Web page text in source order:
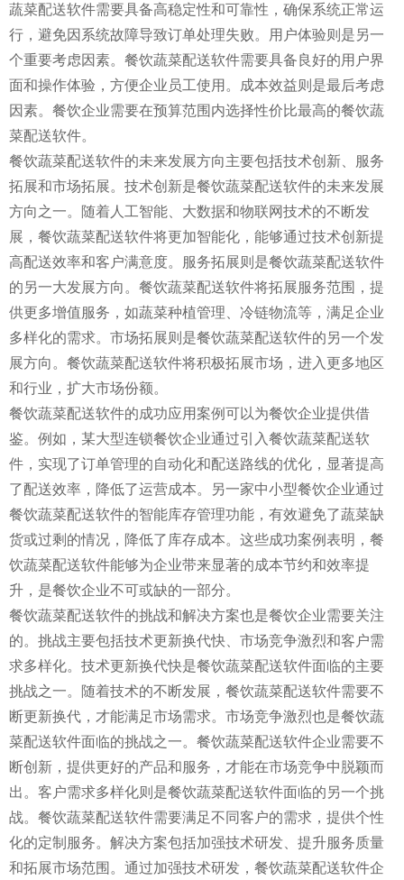
蔬菜配送软件需要具备高稳定性和可靠性，确保系统正常运
行，避免因系统故障导致订单处理失败。用户体验则是另一
个重要考虑因素。餐饮蔬菜配送软件需要具备良好的用户界
面和操作体验，方便企业员工使用。成本效益则是最后考虑
因素。餐饮企业需要在预算范围内选择性价比最高的餐饮蔬
菜配送软件。
餐饮蔬菜配送软件的未来发展方向主要包括技术创新、服务
拓展和市场拓展。技术创新是餐饮蔬菜配送软件的未来发展
方向之一。随着人工智能、大数据和物联网技术的不断发
展，餐饮蔬菜配送软件将更加智能化，能够通过技术创新提
高配送效率和客户满意度。服务拓展则是餐饮蔬菜配送软件
的另一大发展方向。餐饮蔬菜配送软件将拓展服务范围，提
供更多增值服务，如蔬菜种植管理、冷链物流等，满足企业
多样化的需求。市场拓展则是餐饮蔬菜配送软件的另一个发
展方向。餐饮蔬菜配送软件将积极拓展市场，进入更多地区
和行业，扩大市场份额。
餐饮蔬菜配送软件的成功应用案例可以为餐饮企业提供借
鉴。例如，某大型连锁餐饮企业通过引入餐饮蔬菜配送软
件，实现了订单管理的自动化和配送路线的优化，显著提高
了配送效率，降低了运营成本。另一家中小型餐饮企业通过
餐饮蔬菜配送软件的智能库存管理功能，有效避免了蔬菜缺
货或过剩的情况，降低了库存成本。这些成功案例表明，餐
饮蔬菜配送软件能够为企业带来显著的成本节约和效率提
升，是餐饮企业不可或缺的一部分。
餐饮蔬菜配送软件的挑战和解决方案也是餐饮企业需要关注
的。挑战主要包括技术更新换代快、市场竞争激烈和客户需
求多样化。技术更新换代快是餐饮蔬菜配送软件面临的主要
挑战之一。随着技术的不断发展，餐饮蔬菜配送软件需要不
断更新换代，才能满足市场需求。市场竞争激烈也是餐饮蔬
菜配送软件面临的挑战之一。餐饮蔬菜配送软件企业需要不
断创新，提供更好的产品和服务，才能在市场竞争中脱颖而
出。客户需求多样化则是餐饮蔬菜配送软件面临的另一个挑
战。餐饮蔬菜配送软件需要满足不同客户的需求，提供个性
化的定制服务。解决方案包括加强技术研发、提升服务质量
和拓展市场范围。通过加强技术研发，餐饮蔬菜配送软件企